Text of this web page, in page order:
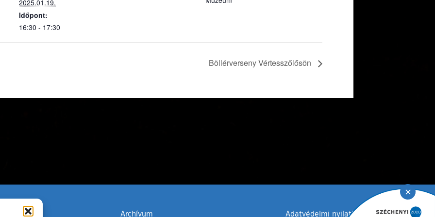
2025.01.19.
Időpont:
16:30 - 17:30
Böllérverseny Vértesszőlősön
Archívum Adatvédelmi nyilatkozat
✕